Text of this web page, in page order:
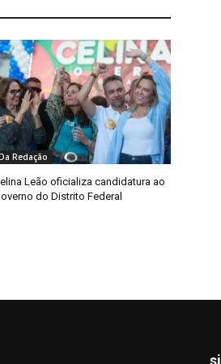
Redação
Leão oficializa candidatura ao
do Distrito Federal